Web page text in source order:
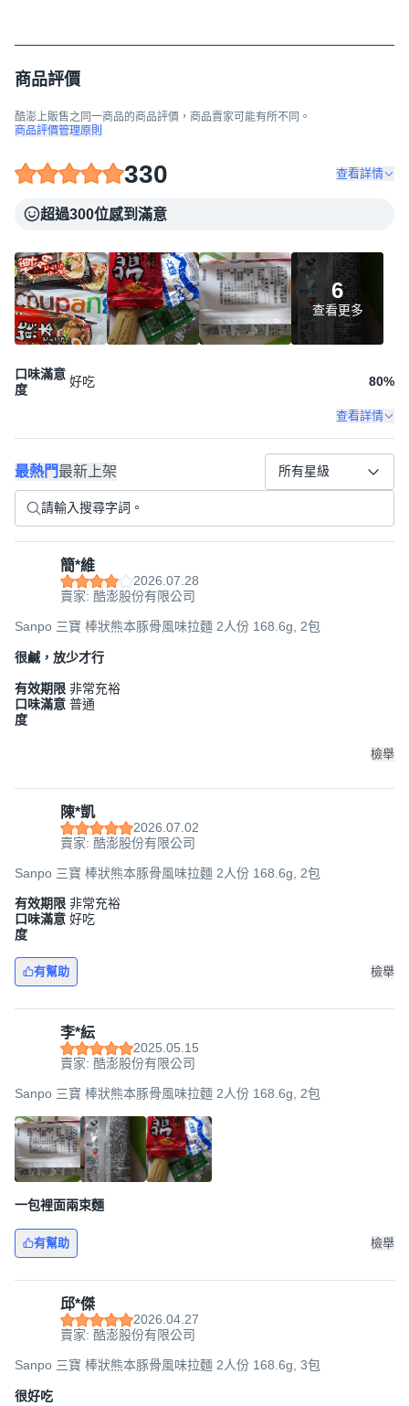
商品評價
酷澎上販售之同一商品的商品評價，商品賣家可能有所不同。
商品評價管理原則
330 查看詳情
超過300位感到滿意
6
查看更多
口味滿意
度
好吃 80%
查看詳情
最熱門最新上架 所有星級
簡*維
2026.07.28
賣家: 酷澎股份有限公司
Sanpo 三寶 棒狀熊本豚骨風味拉麵 2人份 168.6g, 2包
很鹹，放少才行
有效期限 非常充裕
口味滿意
度
普通
檢舉
陳*凱
2026.07.02
賣家: 酷澎股份有限公司
Sanpo 三寶 棒狀熊本豚骨風味拉麵 2人份 168.6g, 2包
有效期限 非常充裕
口味滿意
度
好吃
有幫助 檢舉
李*紜
2025.05.15
賣家: 酷澎股份有限公司
Sanpo 三寶 棒狀熊本豚骨風味拉麵 2人份 168.6g, 2包
一包裡面兩束麵
有幫助 檢舉
邱*傑
2026.04.27
賣家: 酷澎股份有限公司
Sanpo 三寶 棒狀熊本豚骨風味拉麵 2人份 168.6g, 3包
很好吃